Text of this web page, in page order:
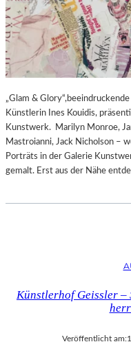
„Glam &
Künstlerin Ines Kouidis,
Kunstwerk. Marilyn Monroe,
Mastroianni, Jack Nicholson –
Porträts in der Galerie
gemalt. Erst aus der Nähe
Künstlerhof Geissler –
Veröffentlicht am: